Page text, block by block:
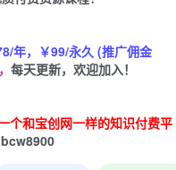
视IP内容策划过程，快
、真正做到普通人也能实
年，￥99/永久 (推广佣金
每天更新，欢迎加入！
个和宝创网一样的知识付费平